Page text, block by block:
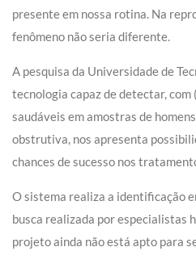
presente em nossa rotina. Na
fenômeno não seria diferente.
A pesquisa da Universidade de
tecnologia capaz de detectar,
saudáveis em amostras de
obstrutiva, nos apresenta
chances de sucesso nos
O sistema realiza a identificação
busca realizada por especialistas
projeto ainda não está apto para